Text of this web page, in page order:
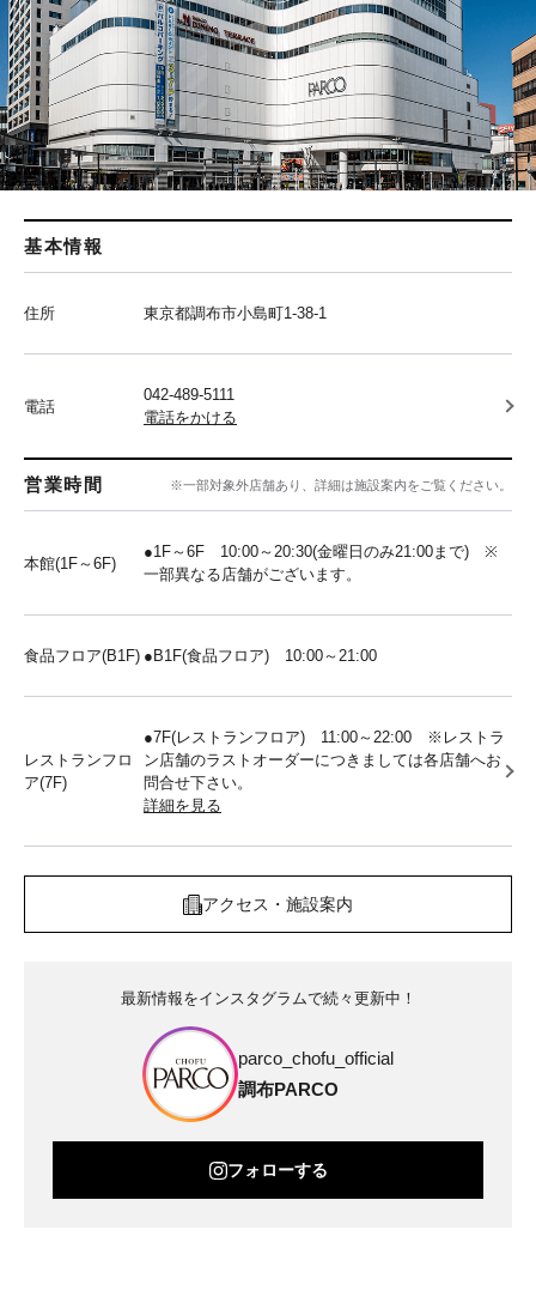
基本情報
住所 東京都調布市小島町1-38-1
電話
042-489-5111
電話をかける
営業時間 ※一部対象外店舗あり、詳細は施設案内をご覧ください。
本館(1F～6F)
●1F～6F 10:00～20:30(金曜日のみ21:00まで) ※
一部異なる店舗がございます。
食品フロア(B1F) ●B1F(食品フロア) 10:00～21:00
レストランフロ
ア(7F)
●7F(レストランフロア) 11:00～22:00 ※レストラ
ン店舗のラストオーダーにつきましては各店舗へお
問合せ下さい。
詳細を見る
アクセス・施設案内
最新情報をインスタグラムで続々更新中！
parco_chofu_official
調布PARCO
フォローする